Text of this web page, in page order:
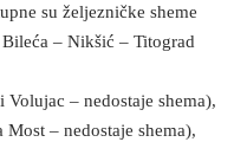
su željezničke sheme
– Nikšić – Titograd
– nedostaje shema),
– nedostaje shema),